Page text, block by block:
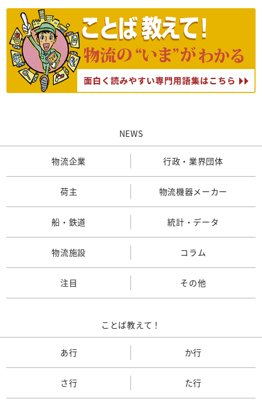
NEWS
物流企業 行政・業界団体
荷主 物流機器メーカー
船・鉄道 統計・データ
物流施設 コラム
注目 その他
ことば教えて！
あ行 か行
さ行 た行